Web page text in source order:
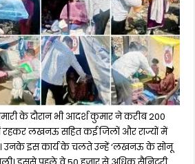
के दौरान भी आदर्श कुमार ने करीब 200
रहकर लखनऊ सहित कई जिलों और राज्यों में
उनके इस कार्य के चलते उन्हें ‘लखनऊ के सोनू